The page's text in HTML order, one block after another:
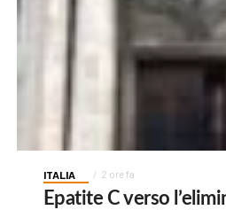
ITALIA 2 ore fa
Epatite C verso